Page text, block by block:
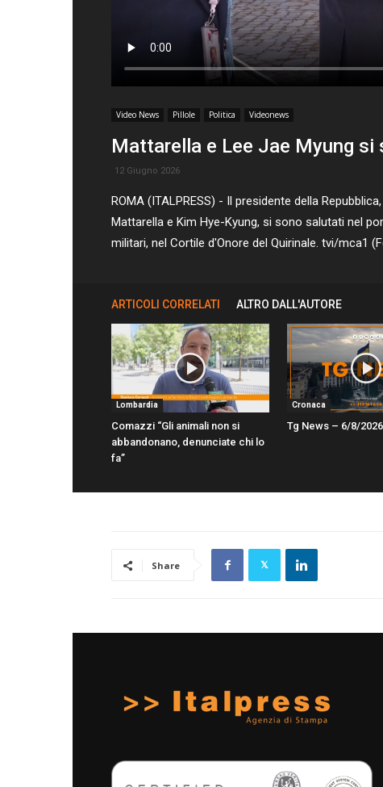
Video News Pillole Politica Videonews
Mattarella e Lee Jae Myung si
12 Giugno 2026
ROMA (ITALPRESS) - Il presidente della
Mattarella e Kim Hye-Kyung, si sono salutati nel
militari, nel Cortile d'Onore del Quirinale. tvi/mca1
ARTICOLI CORRELATI ALTRO DALL'AUTORE
Lombardia
Comazzi “Gli animali non si
abbandonano, denunciate chi lo
fa”
Cronaca
Tg News – 6/8/2026
Share